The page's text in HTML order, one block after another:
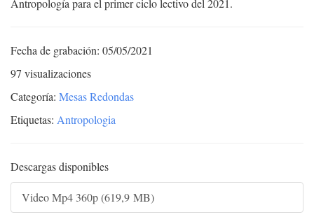
Antropología para el primer ciclo lectivo del 2021.
Fecha de grabación: 05/05/2021
97 visualizaciones
Categoría: Mesas Redondas
Etiquetas: Antropologia
Descargas disponibles
Video Mp4 360p (619,9 MB)